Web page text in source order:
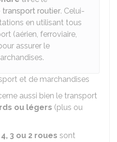
transport routier. Celui-
en utilisant tous
(aérien, ferroviaire,
assurer le
et de marchandises
aussi bien le transport
ou légers (plus ou
4, 3 ou 2 roues sont